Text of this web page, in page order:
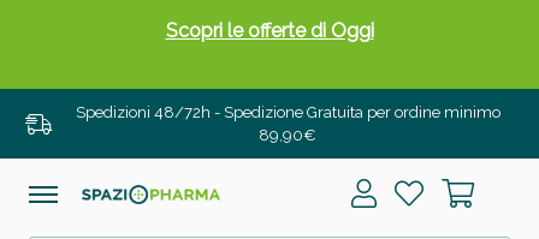
Spedizioni 48/72h - Spedizione Gratuita per ordine minimo
89,90€
Drenanti e Pancia Piatta: Sconti fino al 55% validi